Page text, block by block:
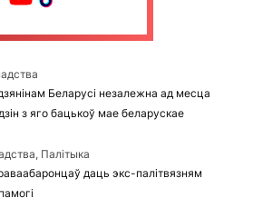
Беларусі незалежна ад месца
з яго бацькоў мае беларускае
Палітыка
даць экс-палітвязням